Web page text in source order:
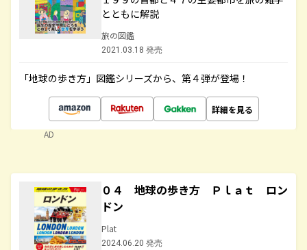
とともに解説
旅の図鑑
2021.03.18 発売
「地球の歩き方」図鑑シリーズから、第４弾が登場！
詳細を見る
AD
０４ 地球の歩き方 Ｐｌａｔ ロン
ドン
Plat
2024.06.20 発売